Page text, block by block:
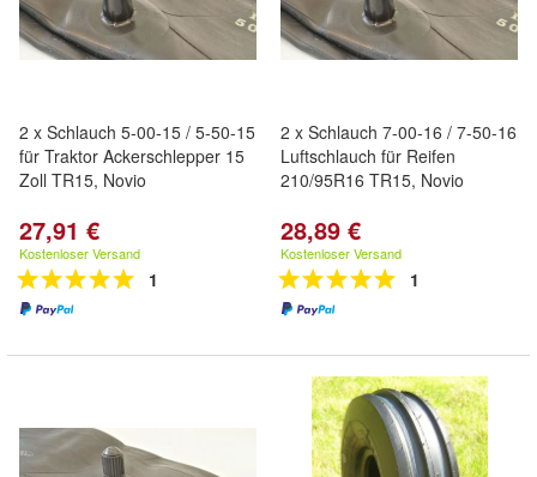
2 x Schlauch 5-00-15 / 5-50-15
für Traktor Ackerschlepper 15
Zoll TR15, Novio
27,91 €
Kostenloser Versand
1
2 x Schlauch 7-00-16 / 7-50-16
Luftschlauch für Reifen
210/95R16 TR15, Novio
28,89 €
Kostenloser Versand
1